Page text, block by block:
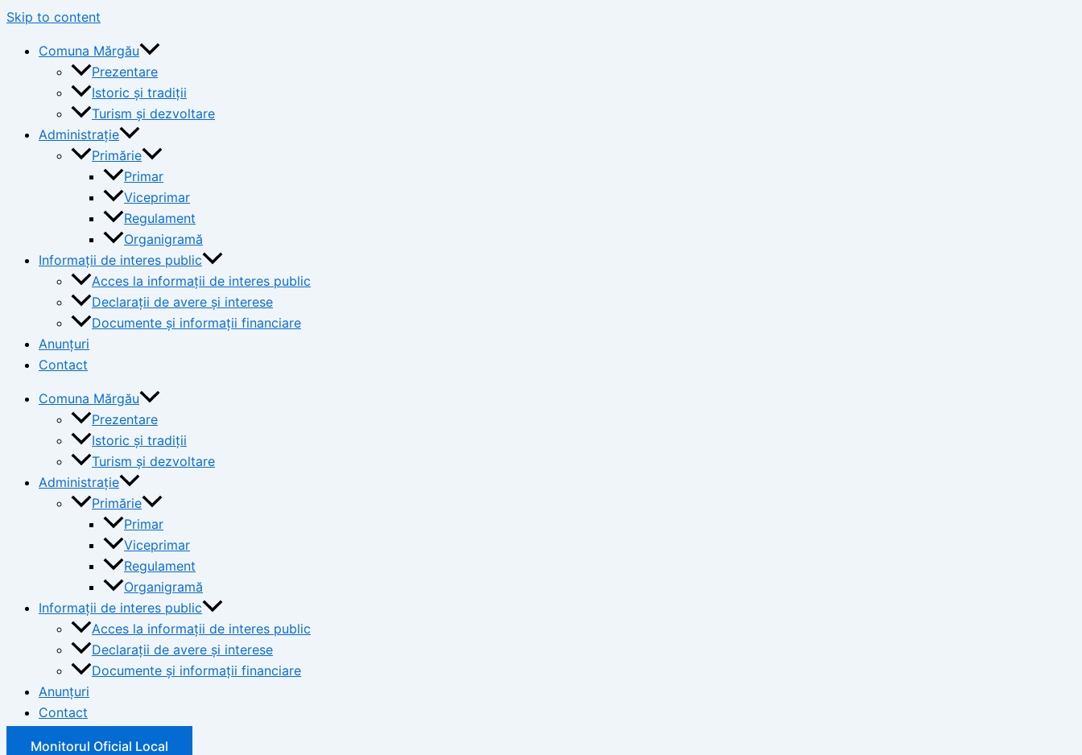
Skip to content
Comuna Mărgău
Prezentare
Istoric și tradiții
Turism și dezvoltare
Administrație
Primărie
Primar
Viceprimar
Regulament
Organigramă
Informații de interes public
Acces la informații de interes public
Declarații de avere și interese
Documente și informații financiare
Anunțuri
Contact
Comuna Mărgău
Prezentare
Istoric și tradiții
Turism și dezvoltare
Administrație
Primărie
Primar
Viceprimar
Regulament
Organigramă
Informații de interes public
Acces la informații de interes public
Declarații de avere și interese
Documente și informații financiare
Anunțuri
Contact
Monitorul Oficial Local